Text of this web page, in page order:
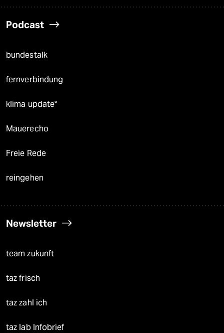
Podcast
bundestalk
fernverbindung
klima update°
Mauerecho
Freie Rede
reingehen
Newsletter
team zukunft
taz frisch
taz zahl ich
taz lab Infobrief